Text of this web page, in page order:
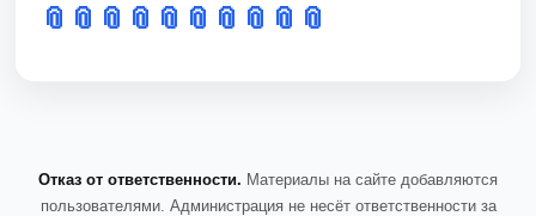
📎 📎 📎 📎 📎 📎 📎 📎 📎 📎
Отказ от ответственности. Материалы на сайте добавляются
пользователями. Администрация не несёт ответственности за